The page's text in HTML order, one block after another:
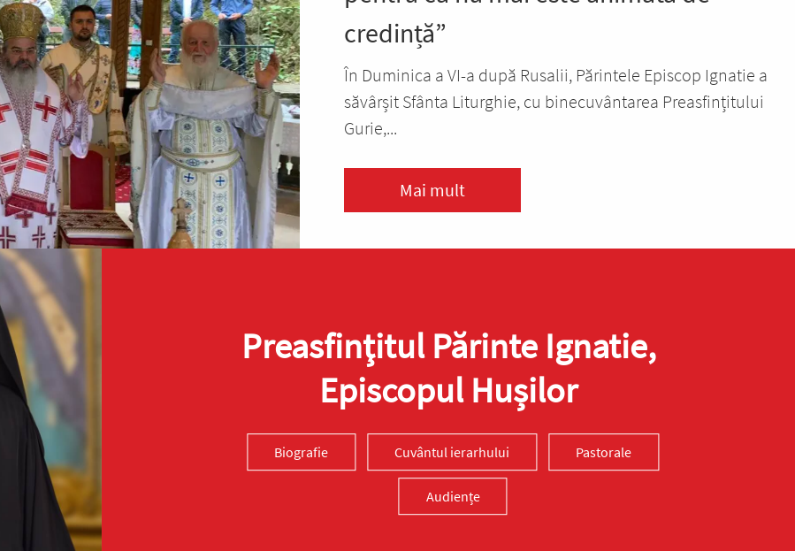
credință”
În Duminica a VI-a după Rusalii, Părintele Episcop Ignatie a
săvârșit Sfânta Liturghie, cu binecuvântarea Preasfințitului
Gurie,...
Mai mult
Preasfinţitul Părinte Ignatie,
Episcopul Hușilor
Biografie Cuvântul ierarhului Pastorale
Audiențe